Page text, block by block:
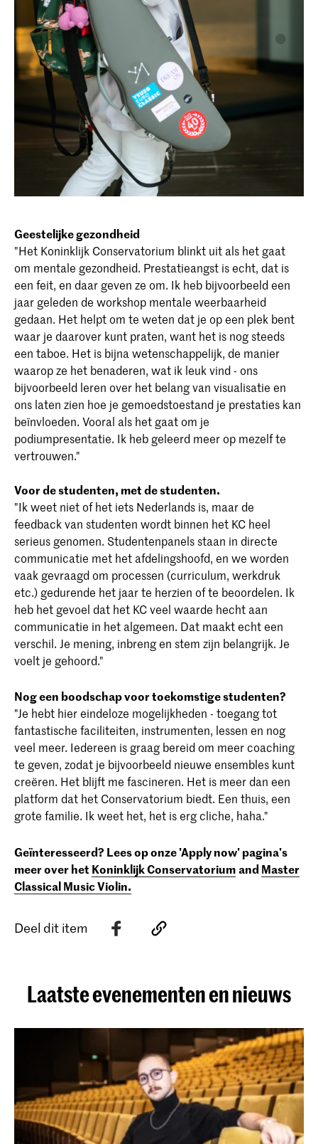
Geestelijke gezondheid
"Het Koninklijk Conservatorium blinkt uit als het gaat
om mentale gezondheid. Prestatieangst is echt, dat is
een feit, en daar geven ze om. Ik heb bijvoorbeeld een
jaar geleden de workshop mentale weerbaarheid
gedaan. Het helpt om te weten dat je op een plek bent
waar je daarover kunt praten, want het is nog steeds
een taboe. Het is bijna wetenschappelijk, de manier
waarop ze het benaderen, wat ik leuk vind - ons
bijvoorbeeld leren over het belang van visualisatie en
ons laten zien hoe je gemoedstoestand je prestaties kan
beïnvloeden. Vooral als het gaat om je
podiumpresentatie. Ik heb geleerd meer op mezelf te
vertrouwen."
Voor de studenten, met de studenten.
"Ik weet niet of het iets Nederlands is, maar de
feedback van studenten wordt binnen het KC heel
serieus genomen. Studentenpanels staan in directe
communicatie met het afdelingshoofd, en we worden
vaak gevraagd om processen (curriculum, werkdruk
etc.) gedurende het jaar te herzien of te beoordelen. Ik
heb het gevoel dat het KC veel waarde hecht aan
communicatie in het algemeen. Dat maakt echt een
verschil. Je mening, inbreng en stem zijn belangrijk. Je
voelt je gehoord."
Nog een boodschap voor toekomstige studenten?
"Je hebt hier eindeloze mogelijkheden - toegang tot
fantastische faciliteiten, instrumenten, lessen en nog
veel meer. Iedereen is graag bereid om meer coaching
te geven, zodat je bijvoorbeeld nieuwe ensembles kunt
creëren. Het blijft me fascineren. Het is meer dan een
platform dat het Conservatorium biedt. Een thuis, een
grote familie. Ik weet het, het is erg cliche, haha."
Geïnteresseerd? Leesop onze 'Apply now' pagina's
meer over het Koninklijk Conservatoriumand Master
Classical Music Violin.
Deel dit item
Laatste evenementen en nieuws